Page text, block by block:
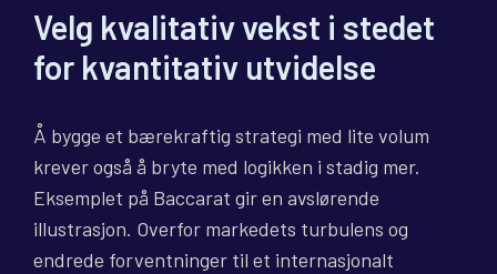
Velg kvalitativ vekst i stedet
for kvantitativ utvidelse
Å bygge et bærekraftig strategi med lite volum
krever også å bryte med logikken i stadig mer.
Eksemplet på Baccarat gir en avslørende
illustrasjon. Overfor markedets turbulens og
endrede forventninger til et internasjonalt